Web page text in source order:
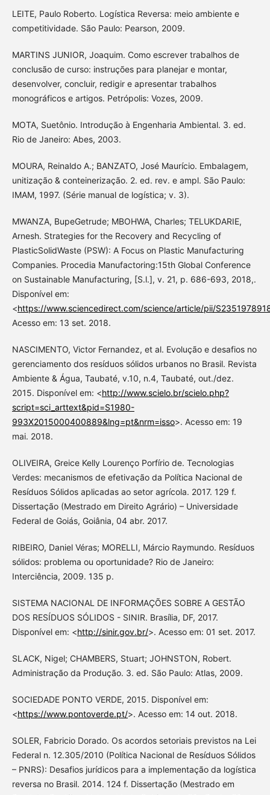
LEITE, Paulo Roberto. Logística Reversa: meio ambiente e
competitividade. São Paulo: Pearson, 2009.
MARTINS JUNIOR, Joaquim. Como escrever trabalhos de
conclusão de curso: instruções para planejar e montar,
desenvolver, concluir, redigir e apresentar trabalhos
monográficos e artigos. Petrópolis: Vozes, 2009.
MOTA, Suetônio. Introdução à Engenharia Ambiental. 3. ed.
Rio de Janeiro: Abes, 2003.
MOURA, Reinaldo A.; BANZATO, José Maurício. Embalagem,
unitização & conteinerização. 2. ed. rev. e ampl. São Paulo:
IMAM, 1997. (Série manual de logística; v. 3).
MWANZA, BupeGetrude; MBOHWA, Charles; TELUKDARIE,
Arnesh. Strategies for the Recovery and Recycling of
PlasticSolidWaste (PSW): A Focus on Plastic Manufacturing
Companies. Procedia Manufactoring:15th Global Conference
on Sustainable Manufacturing, [S.l.], v. 21, p. 686-693, 2018,.
Disponível em:
<https://www.sciencedirect.com/science/article/pii/
Acesso em: 13 set. 2018.
NASCIMENTO, Victor Fernandez, et al. Evolução e desafios no
gerenciamento dos resíduos sólidos urbanos no Brasil. Revista
Ambiente & Água, Taubaté, v.10, n.4, Taubaté, out./dez.
2015. Disponível em: <http://www.scielo.br/scielo.php?
script=sci_arttext&pid=S1980-
993X2015000400889&lng=pt&nrm=isso>. Acesso em: 19
mai. 2018.
OLIVEIRA, Greice Kelly Lourenço Porfírio de. Tecnologias
Verdes: mecanismos de efetivação da Política Nacional de
Resíduos Sólidos aplicadas ao setor agrícola. 2017. 129 f.
Dissertação (Mestrado em Direito Agrário) – Universidade
Federal de Goiás, Goiânia, 04 abr. 2017.
RIBEIRO, Daniel Véras; MORELLI, Márcio Raymundo. Resíduos
sólidos: problema ou oportunidade? Rio de Janeiro:
Interciência, 2009. 135 p.
SISTEMA NACIONAL DE INFORMAÇÕES SOBRE A GESTÃO
DOS RESÍDUOS SÓLIDOS - SINIR. Brasília, DF, 2017.
Disponível em: <http://sinir.gov.br/>. Acesso em: 01 set. 2017.
SLACK, Nigel; CHAMBERS, Stuart; JOHNSTON, Robert.
Administração da Produção. 3. ed. São Paulo: Atlas, 2009.
SOCIEDADE PONTO VERDE, 2015. Disponível em:
<https://www.pontoverde.pt/>. Acesso em: 14 out. 2018.
SOLER, Fabricio Dorado. Os acordos setoriais previstos na Lei
Federal n. 12.305/2010 (Política Nacional de Resíduos Sólidos
– PNRS): Desafios jurídicos para a implementação da logística
reversa no Brasil. 2014. 124 f. Dissertação (Mestrado em